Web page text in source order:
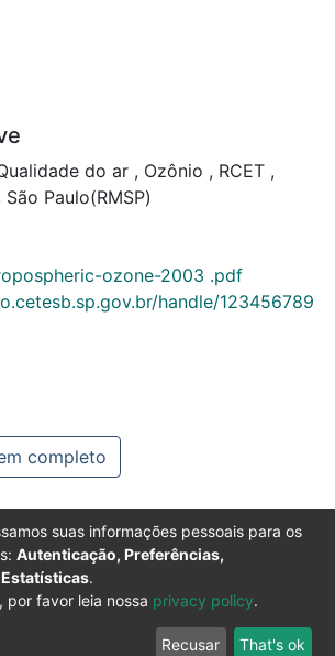
do ar , Ozônio , RCET ,
São Paulo(RMSP)
ozone-2003 .pdf
handle/123456789
completo
suas informações pessoais para os
Autenticação, Preferências,
.
por favor leia nossa privacy policy.
Recusar That's ok